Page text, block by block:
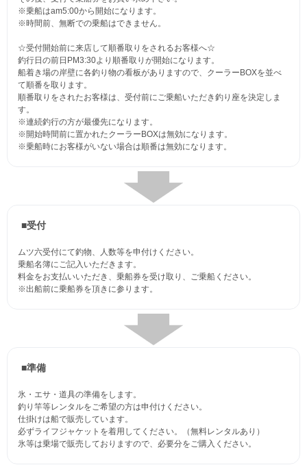
※乗船はam5:00から開始になります。
※時間前、無断での乗船はできません。
☆受付開始前に来店して順番取りをされるお客様へ☆
釣行日の前日PM3:30より順番取りが開始になります。
船着き場の岸壁に各釣り物の看板がありますので、クーラーBOXを並べ
て順番を取ります。
順番取りをされたお客様は、受付前にご乗船いただき釣り座を決定しま
す。
※連続釣行の方が最優先になります。
※開始時間前に置かれたクーラーBOXは無効になります。
※乗船時にお客様がいない場合は順番は無効になります。
■受付
ムツ六受付にて釣物、人数等を申付けください。
乗船名簿にご記入いただきます。
料金をお支払いいただき、乗船券を受け取り、ご乗船ください。
※出船前に乗船券を頂きに参ります。
■準備
氷・エサ・道具の準備をします。
釣り竿等レンタルをご希望の方は申付けください。
仕掛けは船で販売しています。
必ずライフジャケットを着用してください。（無料レンタルあり）
氷等は乗場で販売しておりますので、必要分をご購入ください。